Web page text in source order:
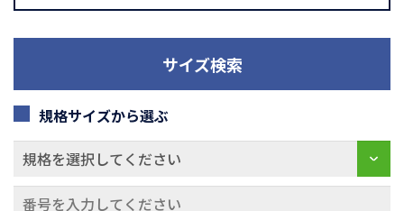
サイズ検索
規格サイズから選ぶ